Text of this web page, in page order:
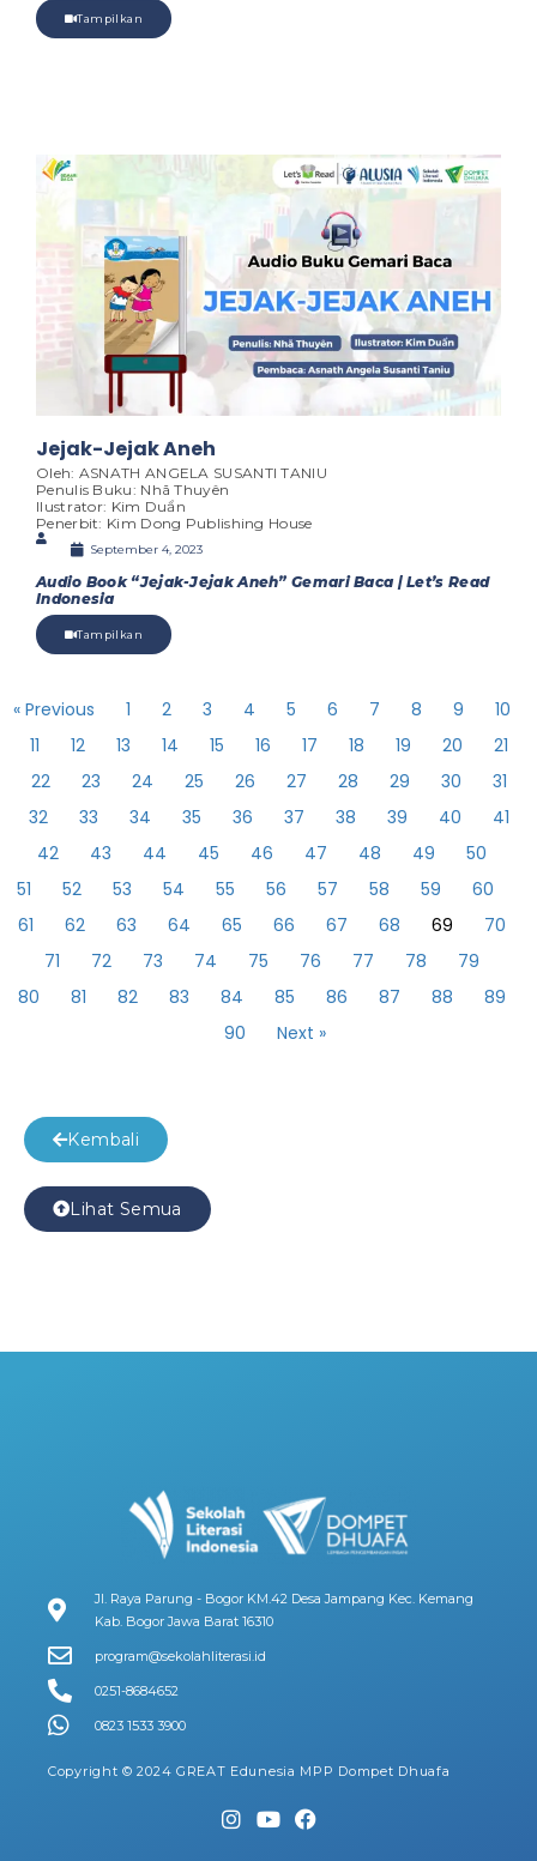
Tampilkan
Jejak-Jejak Aneh
Oleh: ASNATH ANGELA SUSANTI TANIU
Penulis Buku: Nhã Thuyên
Ilustrator: Kim Duẩn
Penerbit: Kim Dong Publishing House
September 4, 2023
Audio Book “Jejak-Jejak Aneh” Gemari Baca | Let’s Read
Indonesia
Tampilkan
« Previous 1 2 3 4 5 6 7 8 9
10
11
12 13 14 15 16 17 18 19 20
21
22
23 24 25 26 27 28 29 30
31
32
33 34 35 36 37 38 39 40
41
42
43 44 45 46 47 48 49
50
51
52 53 54 55 56 57 58 59
60
61
62 63 64 65 66 67 68 69
70
71
72 73 74 75 76 77 78
79
80
81 82 83 84 85 86 87 88
89
90
Next »
Kembali
Lihat Semua
Jl. Raya Parung - Bogor KM.42 Desa Jampang Kec. Kemang
Kab. Bogor Jawa Barat 16310
program@sekolahliterasi.id
0251-8684652
0823 1533 3900
Copyright © 2024 GREAT Edunesia MPP Dompet Dhuafa